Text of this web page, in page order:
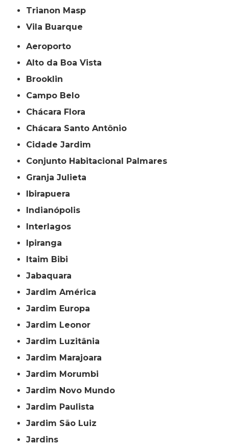
Trianon Masp
Vila Buarque
Aeroporto
Alto da Boa Vista
Brooklin
Campo Belo
Chácara Flora
Chácara Santo Antônio
Cidade Jardim
Conjunto Habitacional Palmares
Granja Julieta
Ibirapuera
Indianópolis
Interlagos
Ipiranga
Itaim Bibi
Jabaquara
Jardim América
Jardim Europa
Jardim Leonor
Jardim Luzitânia
Jardim Marajoara
Jardim Morumbi
Jardim Novo Mundo
Jardim Paulista
Jardim São Luiz
Jardins